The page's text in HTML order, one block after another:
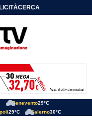
CERCA
Benevento29°C
29°C Salerno30°C